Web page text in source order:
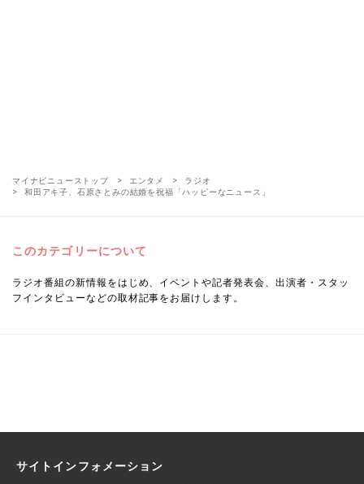
マイナビニューストップ エンタメ
ラジオ
和田アキ子、石原さとみの結婚を祝福「ハッピーなニュース」
このカテゴリーについて
ラジオ番組の新情報をはじめ、イベントや記者発表会、出演者・スタッ
フインタビューなどの取材記事をお届けします。
サイトインフォメーション